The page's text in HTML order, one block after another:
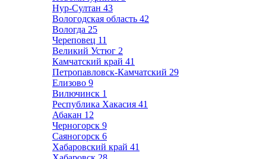
Нур-Султан 43
Вологодская область 42
Вологда 25
Череповец 11
Великий Устюг 2
Камчатский край 41
Петропавловск-Камчатский 29
Елизово 9
Вилючинск 1
Республика Хакасия 41
Абакан 12
Черногорск 9
Саяногорск 6
Хабаровский край 41